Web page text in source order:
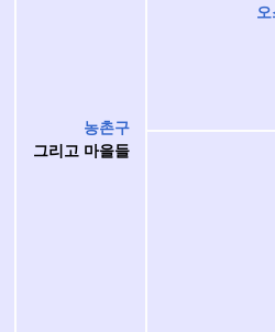
농촌구
그리고 마을들